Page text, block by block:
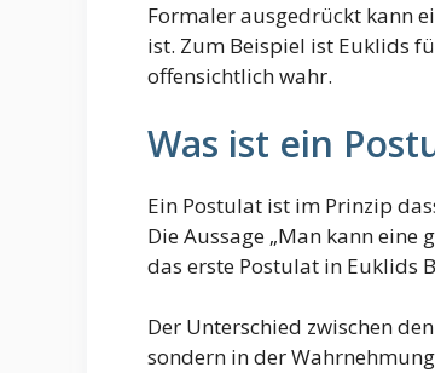
Formaler ausgedrückt kann
ist. Zum Beispiel ist Euklids
offensichtlich wahr.
Was ist ein
Ein Postulat ist im Prinzip
Die Aussage „Man kann eine
das erste Postulat in Euklids
Der Unterschied zwischen
sondern in der